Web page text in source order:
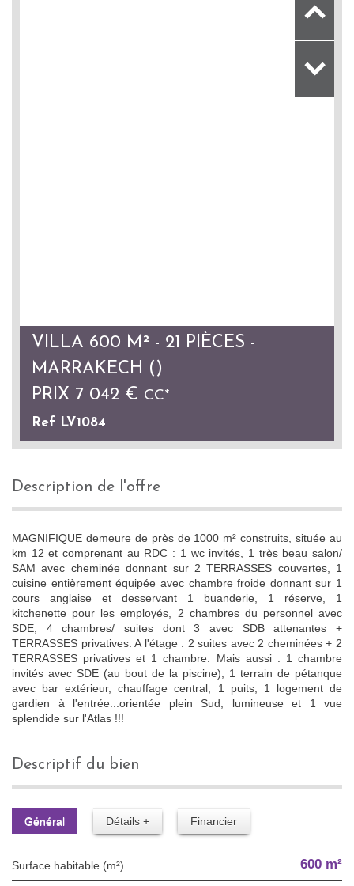
VILLA 600 M² - 21 PIÈCES -
MARRAKECH ()
PRIX 7 042 € CC*
Ref LV1084
description de l'offre
MAGNIFIQUE demeure de près de 1000 m² construits, située au
km 12 et comprenant au RDC : 1 wc invités, 1 très beau salon/
SAM avec cheminée donnant sur 2 TERRASSES couvertes, 1
cuisine entièrement équipée avec chambre froide donnant sur 1
cours anglaise et desservant 1 buanderie, 1 réserve, 1
kitchenette pour les employés, 2 chambres du personnel avec
SDE, 4 chambres/ suites dont 3 avec SDB attenantes +
TERRASSES privatives. A l'étage : 2 suites avec 2 cheminées + 2
TERRASSES privatives et 1 chambre. Mais aussi : 1 chambre
invités avec SDE (au bout de la piscine), 1 terrain de pétanque
avec bar extérieur, chauffage central, 1 puits, 1 logement de
gardien à l'entrée...orientée plein Sud, lumineuse et 1 vue
splendide sur l'Atlas !!!
descriptif du bien
Général Détails + Financier
Surface habitable (m²) 600 m²